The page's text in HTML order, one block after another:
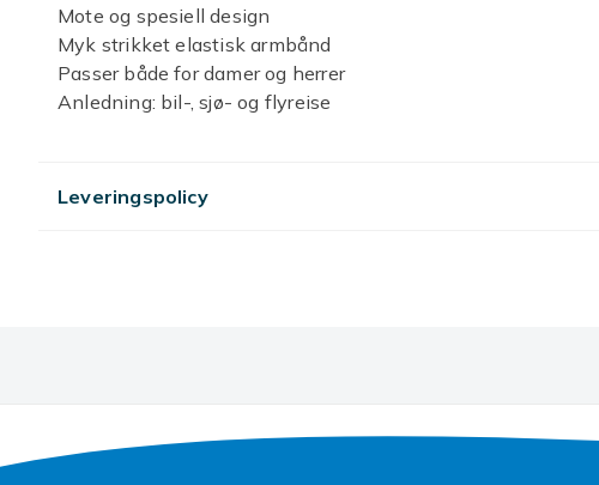
Mote og spesiell design
Myk strikket elastisk armbånd
Passer både for damer og herrer
Anledning: bil-, sjø- og flyreise
Antall: 1 stk
Produktsikkerhetsinformasjon
Leveringspolicy